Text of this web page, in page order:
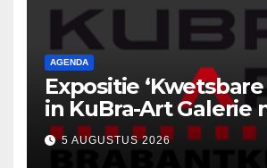
AGENDA
Expositie
in KuBra-Art Galerie
uit tot ontmoeting
reflectie
5 AUGUSTUS 2026